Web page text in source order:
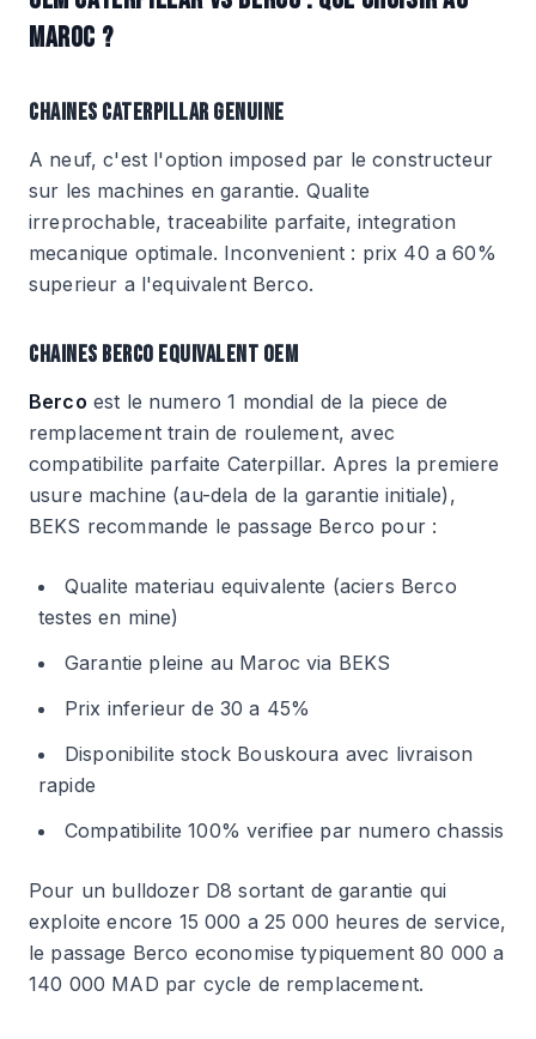
MAROC ?
CHAINES CATERPILLAR GENUINE
A neuf, c'est l'option imposed par le constructeur
sur les machines en garantie. Qualite
irreprochable, traceabilite parfaite, integration
mecanique optimale. Inconvenient : prix 40 a 60%
superieur a l'equivalent Berco.
CHAINES BERCO EQUIVALENT OEM
Berco est le numero 1 mondial de la piece de
remplacement train de roulement, avec
compatibilite parfaite Caterpillar. Apres la premiere
usure machine (au-dela de la garantie initiale),
BEKS recommande le passage Berco pour :
Qualite materiau equivalente (aciers Berco
testes en mine)
Garantie pleine au Maroc via BEKS
Prix inferieur de 30 a 45%
Disponibilite stock Bouskoura avec livraison
rapide
Compatibilite 100% verifiee par numero chassis
Pour un bulldozer D8 sortant de garantie qui
exploite encore 15 000 a 25 000 heures de service,
le passage Berco economise typiquement 80 000 a
140 000 MAD par cycle de remplacement.